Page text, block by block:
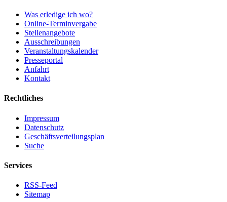
Was erledige ich wo?
Online-Terminvergabe
Stellenangebote
Ausschreibungen
Veranstaltungskalender
Presseportal
Anfahrt
Kontakt
Rechtliches
Impressum
Datenschutz
Geschäftsverteilungsplan
Suche
Services
RSS-Feed
Sitemap